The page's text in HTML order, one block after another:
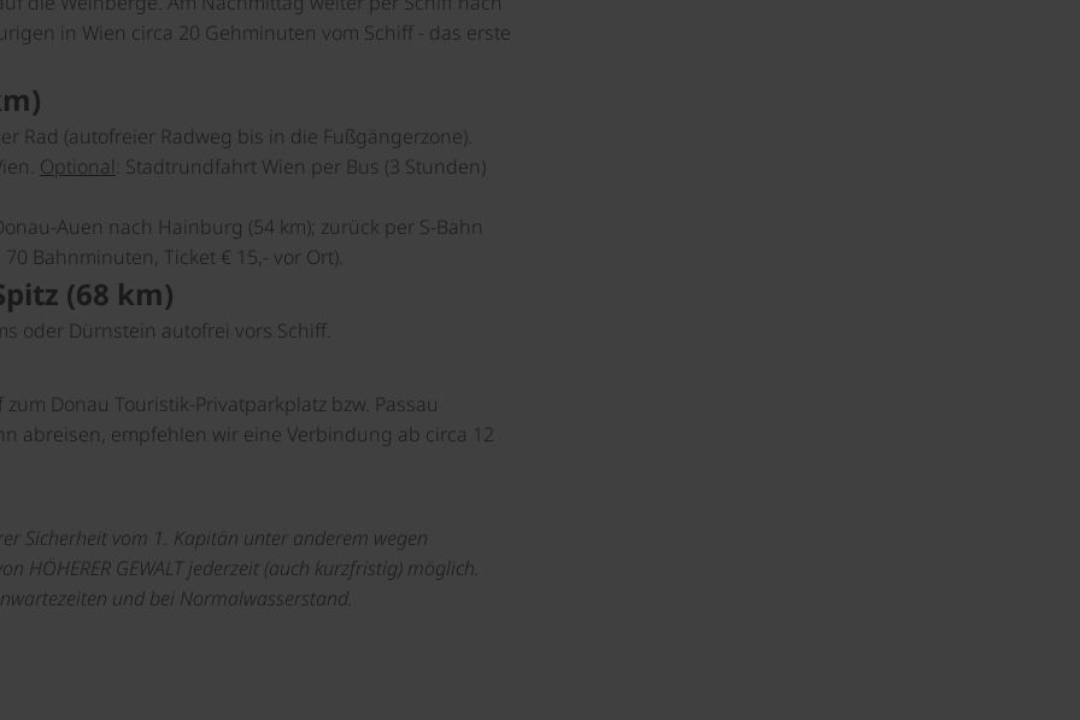
in Wien circa 20 Gehminuten vom Schiff - das erste
Rad (autofreier Radweg bis in die Fußgängerzone).
Optional : Stadtrundfahrt Wien per Bus (3 Stunden)
Auen nach Hainburg (54 km); zurück per S-Bahn
Bahnminuten, Ticket € 15,- vor Ort).
(68 km)
oder Dürnstein autofrei vors Schiff.
Donau Touristik-Privatparkplatz bzw. Passau
abreisen, empfehlen wir eine Verbindung ab circa 12
Sicherheit vom 1. Kapitän unter anderem wegen
HÖHERER GEWALT jederzeit (auch kurzfristig) möglich.
und bei Normalwasserstand.